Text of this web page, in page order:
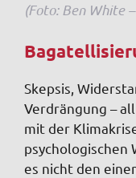
(Foto: Ben White
Skepsis,
Verdrängung –
mit der
psychologischen
es nicht den